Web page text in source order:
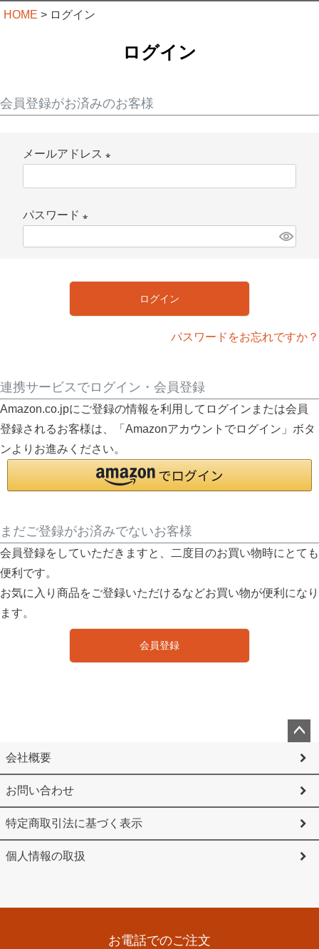
HOME ログイン
ログイン
会員登録がお済みのお客様
メールアドレス
パスワード
須
ログイン
パスワードをお忘れですか？
連携サービスでログイン・会員登録
Amazon.co.jpにご登録の情報を利用してログインまたは会員
登録されるお客様は、「Amazonアカウントでログイン」ボタ
ンよりお進みください。
まだご登録がお済みでないお客様
会員登録をしていただきますと、二度目のお買い物時にとても
便利です。
お気に入り商品をご登録いただけるなどお買い物が便利になり
ます。
会員登録
ペー
ジト
ップ
会社概要
お問い合わせ
特定商取引法に基づく表示
個人情報の取扱
お電話でのご注文